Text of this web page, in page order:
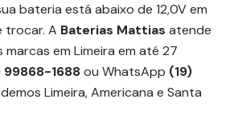
bateria está abaixo de 12,0V em
trocar. A Baterias Mattias atende
em Limeira em até 27
99868-1688ou WhatsApp (19)
Limeira, Americana e Santa